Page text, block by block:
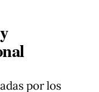
por los